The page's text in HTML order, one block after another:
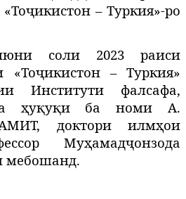
– Туркия»-ро
соли2023раиси
«Тоҷикистон – Туркия»
Институти фалсафа,
ҳуқуқи ба номи А.
доктори илмҳои
Муҳамадҷонзода
мебошанд.